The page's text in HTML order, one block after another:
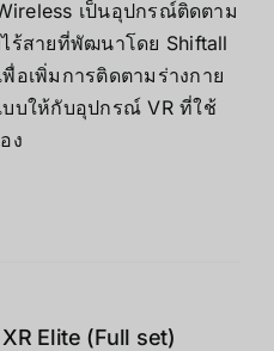
เป็นอุปกรณ์ติดตาม
ร้สายที่พัฒนาโดย Shiftall
อเพิ่มการติดตามร่างกาย
บบให้กับอุปกรณ์ VR ที่ใช้
ง
Elite (Full set)